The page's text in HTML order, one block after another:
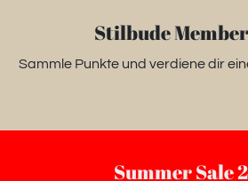
Stilbude
Sammle Punkte und verdiene dir
Summer Sale